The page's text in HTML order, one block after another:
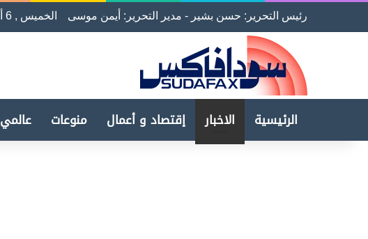
رئيس التحرير: حسن بشير - مدير التحرير: أيمن موسى الخميس , 6 أغسطس 2026
الرئيسية الاخبار إقتصاد و أعمال منوعات عالمي